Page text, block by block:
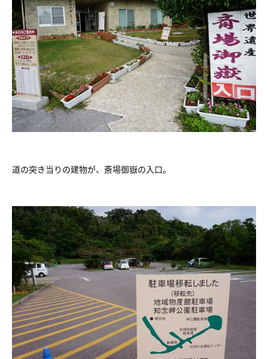
道の突き当りの建物が、斎場御嶽の入口。